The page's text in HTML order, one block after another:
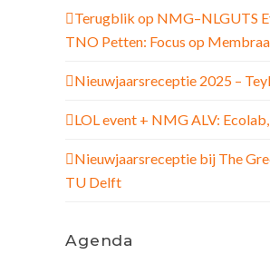
Terugblik op NMG–NLGUTS
TNO Petten: Focus op
Nieuwjaarsreceptie 2025 –
LOL event + NMG ALV:
Nieuwjaarsreceptie bij The
TU Delft
Agenda